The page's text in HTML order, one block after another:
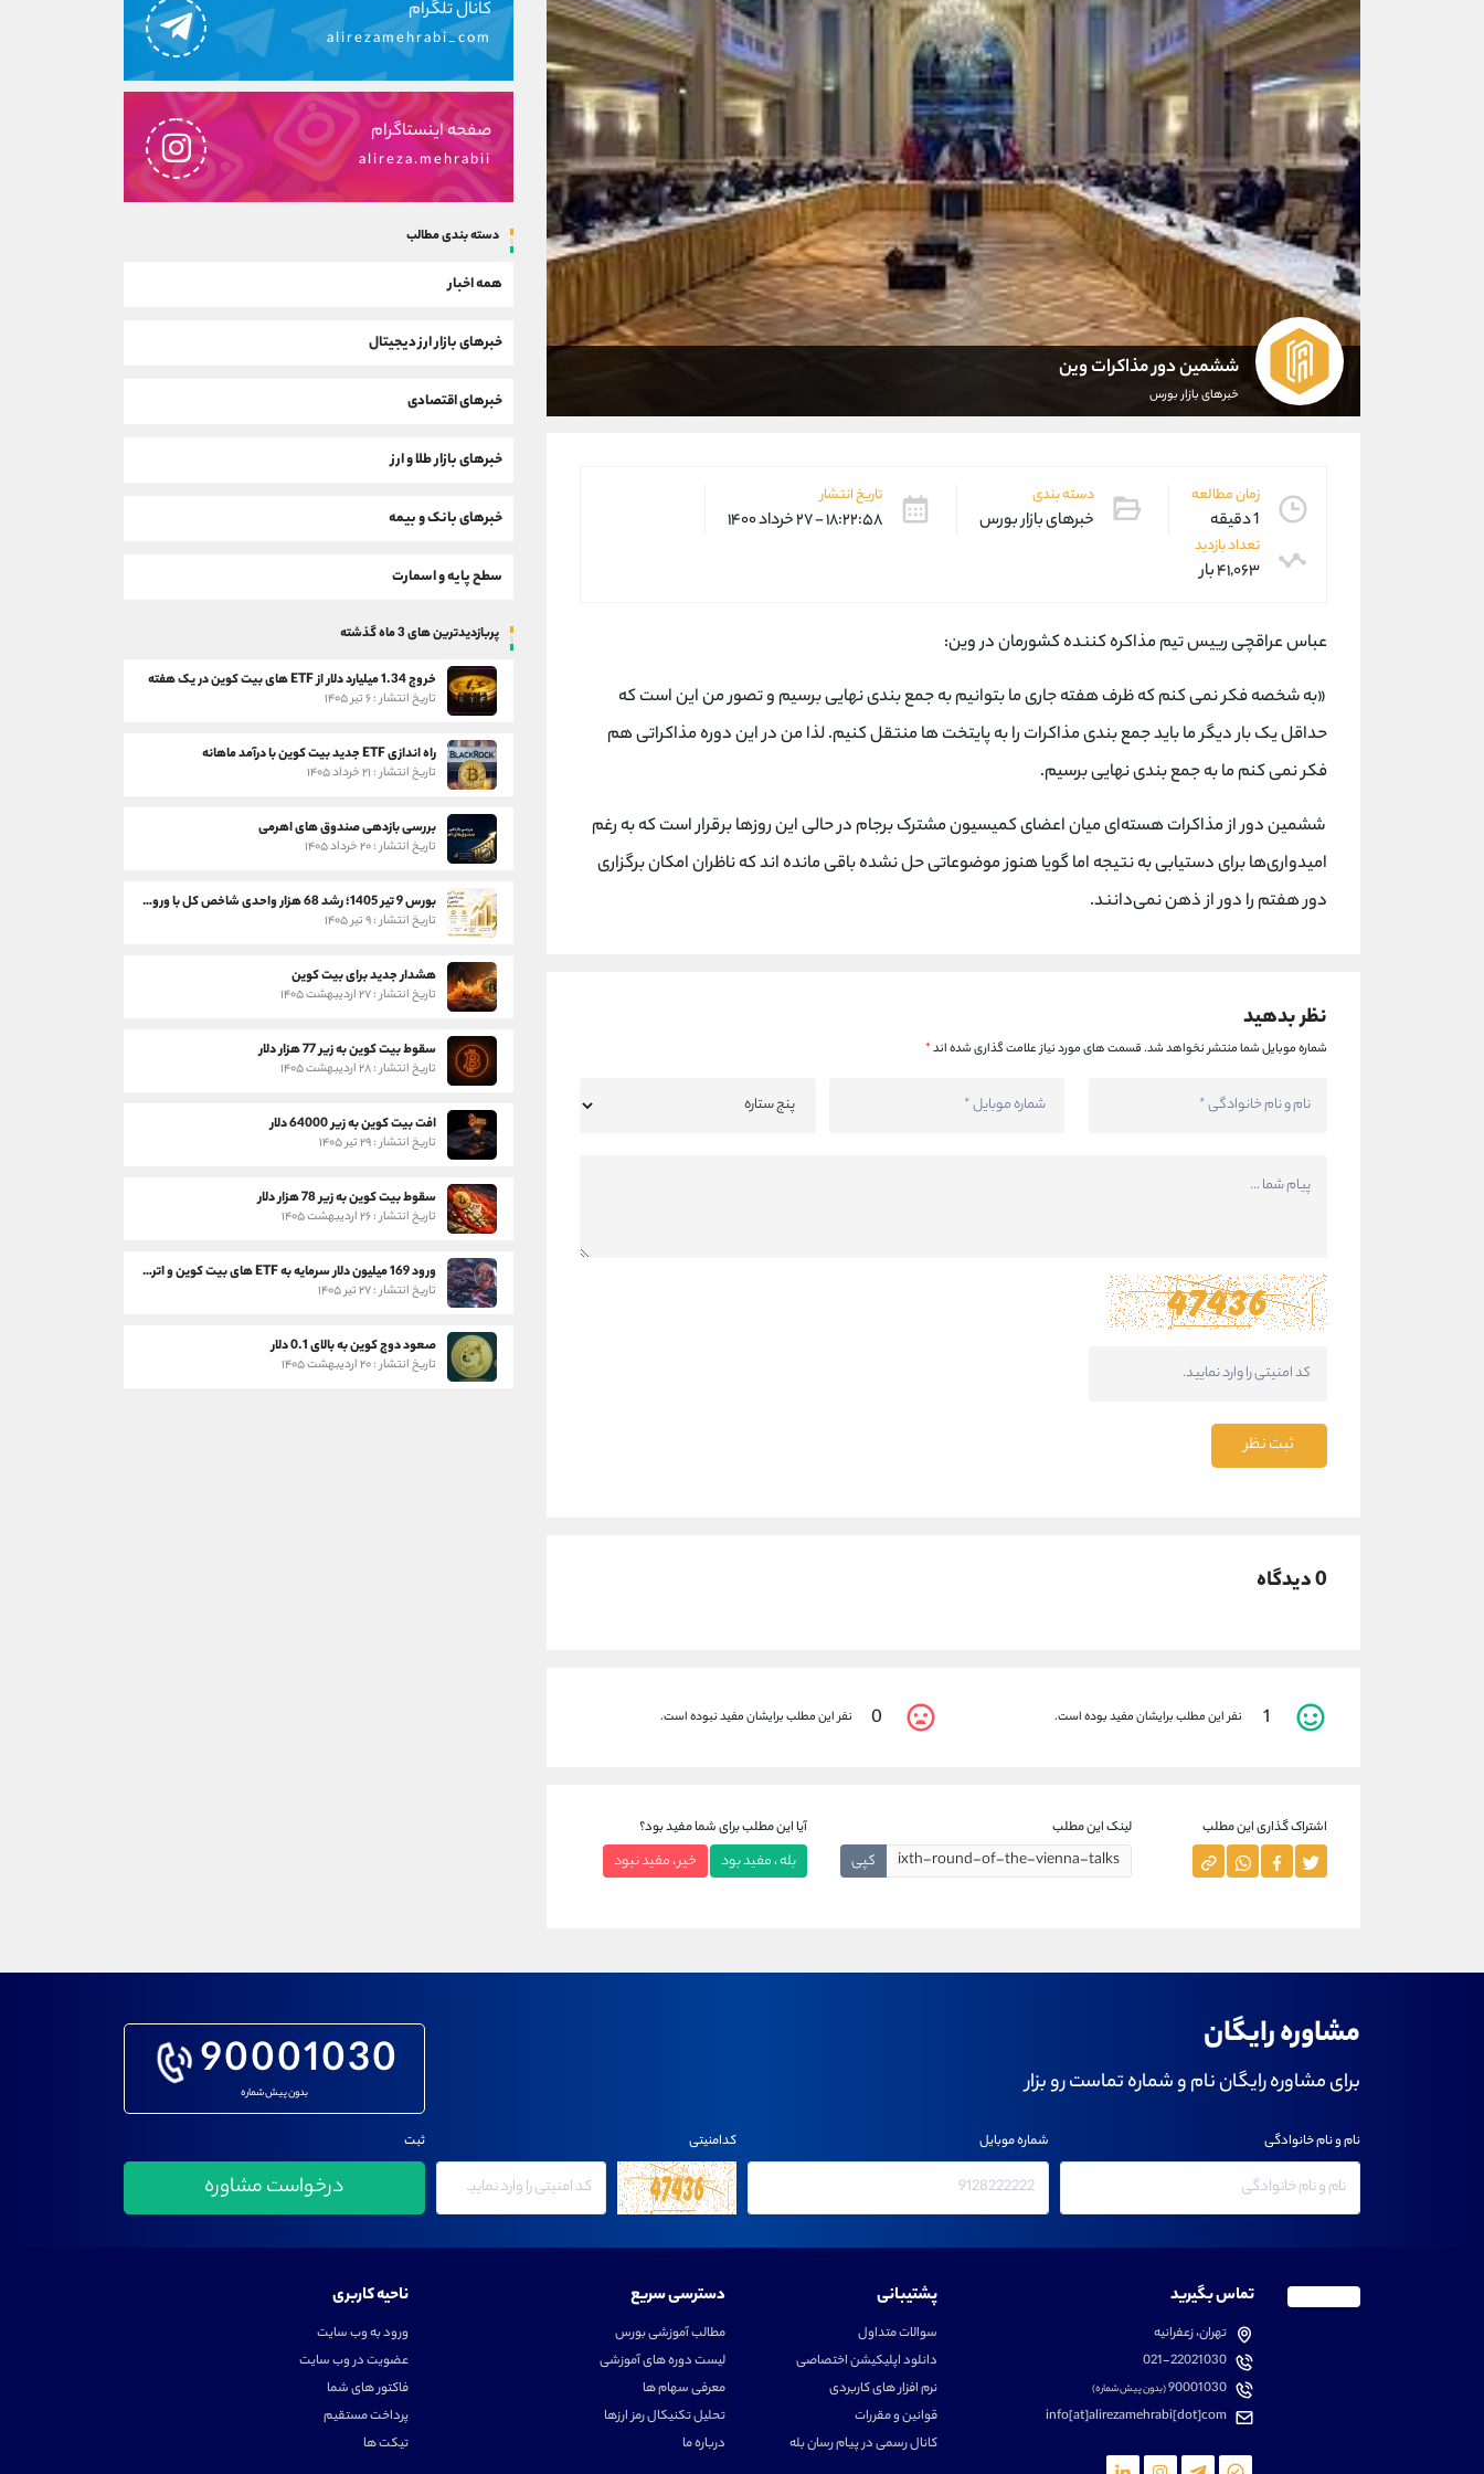
ششمین دور مذاکرات وین
خبرهای بازار بورس
زمان مطالعه
1 دقیقه
دسته بندی
خبرهای بازار بورس
تاریخ انتشار
۱۸:۲۲:۵۸ - ۲۷ خرداد ۱۴۰۰
تعداد بازدید
۴۱,۰۶۳ بار
عباس عراقچی رییس تیم مذاکره کننده کشورمان در وین:
«به شخصه فکر نمی کنم که ظرف هفته جاری ما بتوانیم به جمع بندی نهایی برسیم و تصور من این است که
حداقل یک بار دیگر ما باید جمع بندی مذاکرات را به پایتخت ها منتقل کنیم. لذا من در این دوره مذاکراتی هم
فکر نمی کنم ما به جمع بندی نهایی برسیم.
ششمین دور از مذاکرات هسته‌ای میان اعضای کمیسیون مشترک برجام در حالی این روزها برقرار است که به رغم
امیدواری‌ها برای دستیابی به نتیجه اما گویا هنوز موضوعاتی حل نشده باقی مانده اند که ناظران امکان برگزاری
دور هفتم را دور از ذهن نمی‌دانند.
نظر بدهید
شماره موبایل شما منتشر نخواهد شد.قسمت های مورد نیاز علامت گذاری شده اند*
ثبت نظر
0 دیدگاه
1 نفر این مطلب برایشان مفید بوده است. 0 نفر این مطلب برایشان مفید نبوده است.
اشتراک گذاری این مطلب لینک این مطلب
کپی
آیا این مطلب برای شما مفید بود؟
بله ، مفید بود خیر ، مفید نبود
کانال تلگرام
alirezamehrabi_com
صفحه اینستاگرام
alireza.mehrabii
دسته بندی مطالب
همه اخبار
خبرهای بازار ارز دیجیتال
خبرهای اقتصادی
خبرهای بازار طلا و ارز
خبرهای بانک و بیمه
سطح پایه و اسمارت
پربازدیدترین های 3 ماه گذشته
خروج 1.34 میلیارد دلار از ETF های بیت کوین در یک هفته
تاریخ انتشار : ۶ تیر ۱۴۰۵
راه اندازی ETF جدید بیت کوین با درآمد ماهانه
تاریخ انتشار : ۲۱ خرداد ۱۴۰۵
بررسی بازدهی صندوق های اهرمی
تاریخ انتشار : ۲۰ خرداد ۱۴۰۵
بورس 9 تیر 1405؛ رشد 68 هزار واحدی شاخص کل با ورود 3 همت پول حقیقی
تاریخ انتشار : ۹ تیر ۱۴۰۵
هشدار جدید برای بیت کوین
تاریخ انتشار : ۲۷ اردیبهشت ۱۴۰۵
سقوط بیت کوین به زیر 77 هزار دلار
تاریخ انتشار : ۲۸ اردیبهشت ۱۴۰۵
افت بیت کوین به زیر 64000 دلار
تاریخ انتشار : ۲۹ تیر ۱۴۰۵
سقوط بیت کوین به زیر 78 هزار دلار
تاریخ انتشار : ۲۶ اردیبهشت ۱۴۰۵
ورود 169 میلیون دلار سرمایه به ETF های بیت کوین و اتریوم
تاریخ انتشار : ۲۷ تیر ۱۴۰۵
صعود دوج کوین به بالای 0.1 دلار
تاریخ انتشار : ۲۰ اردیبهشت ۱۴۰۵
مشاوره رایگان
برای مشاوره رایگان نام و شماره تماست رو بزار 90001030
بدون پیش شماره
نام و نام خانوادگی شماره موبایل کدامنیتی ثبت
تماس بگیرید
تهران، زعفرانیه
021-22021030
90001030(بدون پیش شماره)
info[at]alirezamehrabi[dot]com
پشتیبانی
سوالات متداول
دانلود اپلیکیشن اختصاصی
نرم افزار های کاربردی
قوانین و مقررات
کانال رسمی در پیام رسان بله
دسترسی سریع
مطالب آموزشی بورس
لیست دوره های آموزشی
معرفی سهام ها
تحلیل تکنیکال رمز ارزها
درباره ما
ناحیه کاربری
ورود به وب سایت
عضویت در وب سایت
فاکتور های شما
پرداخت مستقیم
تیکت ها